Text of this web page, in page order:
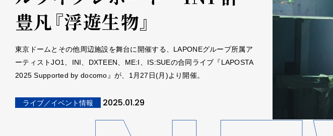
豊凡『浮遊生物』
東京ドームとその他周辺施設を舞台に開催する、LAPONEグループ所属ア
ーティストJO1、INI、DXTEEN、ME:I、IS:SUEの合同ライブ『LAPOSTA
2025 Supported by docomo』が、1月27日(月)より開催。
ライブ／イベント情報 2025.01.29